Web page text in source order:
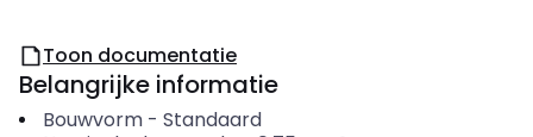
Toon documentatie
Belangrijke informatie
Bouwvorm- Standaard